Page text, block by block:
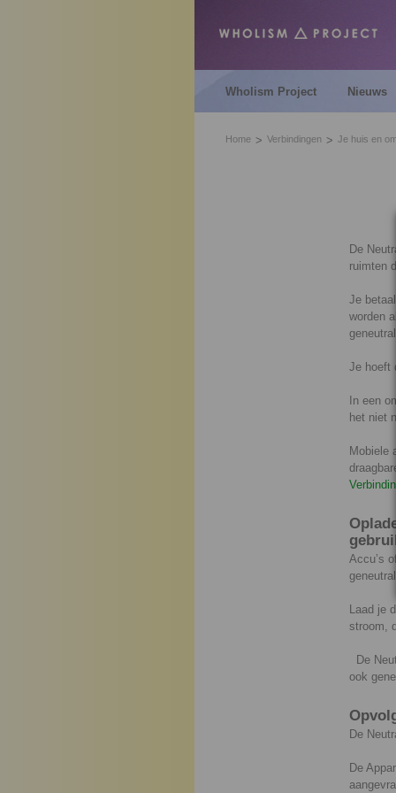
Wholism Project Nieuws
Home Verbindingen Je huis en
De
ruimten
Je
worden
Je hoeft
In een
het niet
Mobiele
Accu’s
Laad je
stroom,
De
ook
De
De